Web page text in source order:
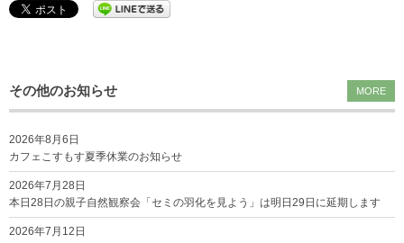
その他のお知らせ
2026年8月6日
カフェこすもす夏季休業のお知らせ
2026年7月28日
本日28日の親子自然観察会「セミの羽化を見よう」は明日29日に延期します
2026年7月12日
MORE